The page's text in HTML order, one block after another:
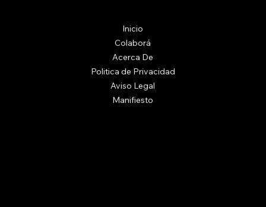
Inicio
Colaborá
Acerca De
Politica de Privacidad
Aviso Legal
Manifiesto